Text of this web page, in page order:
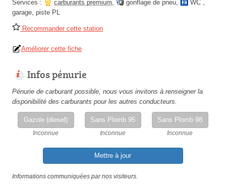
Services :
carburants premium, gonflage de pneu, WC ,
garage, piste PL
Recommander cette station
Améliorer cette fiche
Infos pénurie
Pénurie de carburant possible, nous vous invitons à renseigner la
disponibilité des carburants pour les autres conducteurs.
Gazole (diesel)
Inconnue
Sans Plomb 95
Inconnue
Sans Plomb 98
Inconnue
Mettre à jour
Informations communiquées par nos visiteurs.